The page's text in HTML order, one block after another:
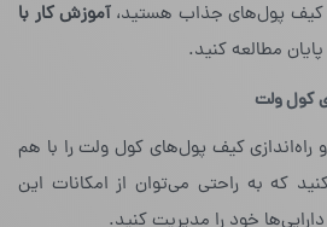
کیف پول‌های جذاب هستید،آموزش کار با
پایان مطالعه کنید.
کول ولت
راه‌اندازی کیف پول‌های کول ولت را با هم
که به راحتی می‌توان از امکانات این